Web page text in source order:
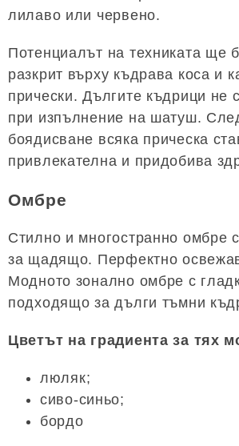
лилаво или червено.
Потенциалът на техниката ще
разкрит върху къдрава коса и
прически. Дългите къдрици не
при изпълнение на шатуш.
боядисване всяка прическа
привлекателна и придобива
Омбре
Стилно и многостранно омбре
за щадящо. Перфектно
Модното зонално омбре с
подходящо за дълги тъмни
Цветът на градиента за тях
люляк;
сиво-синьо;
бордо